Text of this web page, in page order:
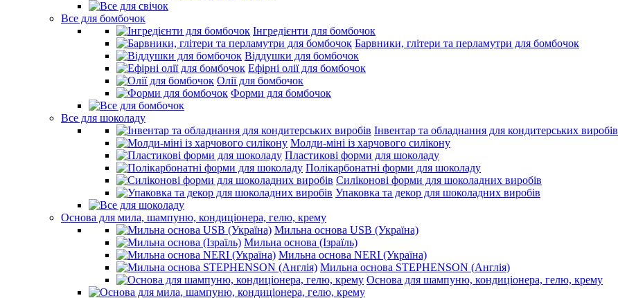
Все для бомбочок
Інгредієнти для бомбочок
Барвники, глітери та перламутри для бомбочок
Віддушки для бомбочок
Ефірні олії для бомбочок
Олії для бомбочок
Форми для бомбочок
Все для шоколаду
Інвентар та обладнання для кондитерських виробів
Молди-міні із харчового силікону
Пластикові форми для шоколаду
Полікарбонатні форми для шоколаду
Силіконові форми для шоколадних виробів
Упаковка та декор для шоколадних виробів
Основа для мила, шампуню, кондиціонера, гелю, крему
Мильна основа USB (Україна)
Мильна основа (Ізраїль)
Мильна основа NERI (Україна)
Мильна основа STEPHENSON (Англія)
Основа для шампуню, кондиціонера, гелю, крему